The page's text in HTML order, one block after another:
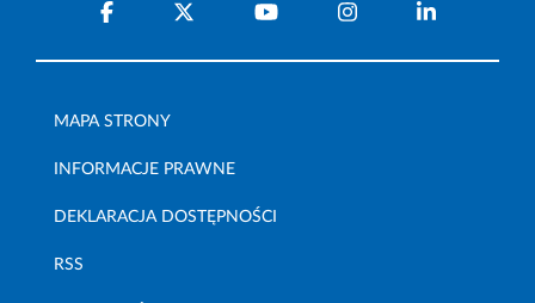
MAPA STRONY
INFORMACJE PRAWNE
DEKLARACJA DOSTĘPNOŚCI
RSS